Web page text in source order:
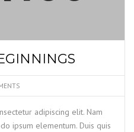
adipiscing elit. Nam
ipsum elementum. Duis quis